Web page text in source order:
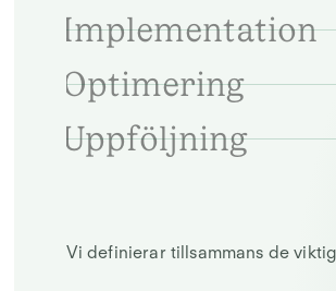
Implementation
Optimering
Uppföljning
Vi definierar tillsammans de